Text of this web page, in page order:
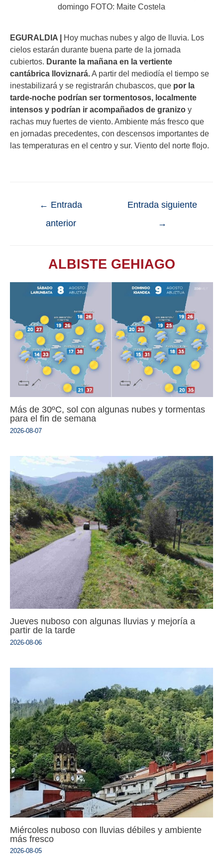
domingo FOTO: Maite Costela
EGURALDIA | Hoy muchas nubes y algo de lluvia. Los
cielos estarán durante buena parte de la jornada
cubiertos. Durante la mañana en la vertiente
cantábrica lloviznará.A partir del mediodía el tiempo se
inestabilizará y se registrarán chubascos, que por la
tarde-noche podrían ser tormentosos, localmente
intensos y podrían ir acompañados de granizo y
rachas muy fuertes de viento. Ambiente más fresco que
en jornadas precedentes, con descensos importantes de
las temperaturas en el centro y sur. Viento del norte flojo.
← Entrada
anterior
Entrada siguiente
→
ALBISTE GEHIAGO
Más de 30ºC, sol con algunas nubes y tormentas
para el fin de semana
2026-08-07
Jueves nuboso con algunas lluvias y mejoría a
partir de la tarde
2026-08-06
Miércoles nuboso con lluvias débiles y ambiente
más fresco
2026-08-05